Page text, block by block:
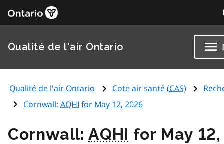
Qualité de l'air Ontario
Qualité de l'air Ontario Cote air santé (CAS)
Cornwall:AQHI for May 12, 2026
Cornwall:AQHI for May 12,